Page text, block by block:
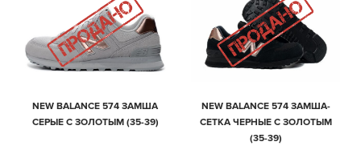
NEW BALANCE 574 ЗАМША
СЕРЫЕ С ЗОЛОТЫМ (35-39)
NEW BALANCE 574 ЗАМША-
СЕТКА ЧЕРНЫЕ С ЗОЛОТЫМ
(35-39)